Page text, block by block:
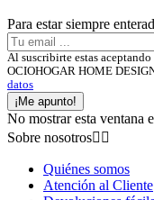
Para estar siempre
Al suscribirte estas
OCIOHOGAR HOME
datos
¡Me apunto!
No mostrar esta ventana
Sobre nosotros 
Quiénes somos
Atención al Cliente